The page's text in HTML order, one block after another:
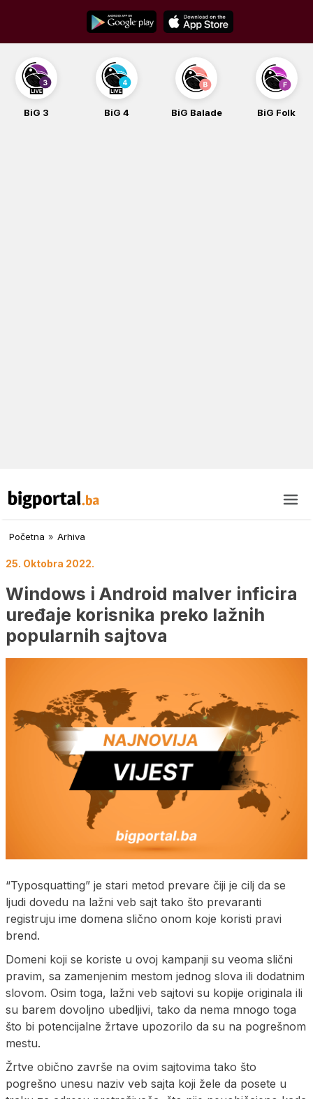
content
BiG 3 BiG 4 BiG Balade BiG Folk
Početna » Arhiva
25. Oktobra 2022.
Windows i Android malver inficira
uređaje korisnika preko lažnih
popularnih sajtova
“Typosquatting” je stari metod prevare čiji je cilj da se
ljudi dovedu na lažni veb sajt tako što prevaranti
registruju ime domena slično onom koje koristi pravi
brend.
Domeni koji se koriste u ovoj kampanji su veoma slični
pravim, sa zamenjenim mestom jednog slova ili dodatnim
slovom. Osim toga, lažni veb sajtovi su kopije originala ili
su barem dovoljno ubedljivi, tako da nema mnogo toga
što bi potencijalne žrtave upozorilo da su na pogrešnom
mestu.
Žrtve obično završe na ovim sajtovima tako što
pogrešno unesu naziv veb sajta koji žele da posete u